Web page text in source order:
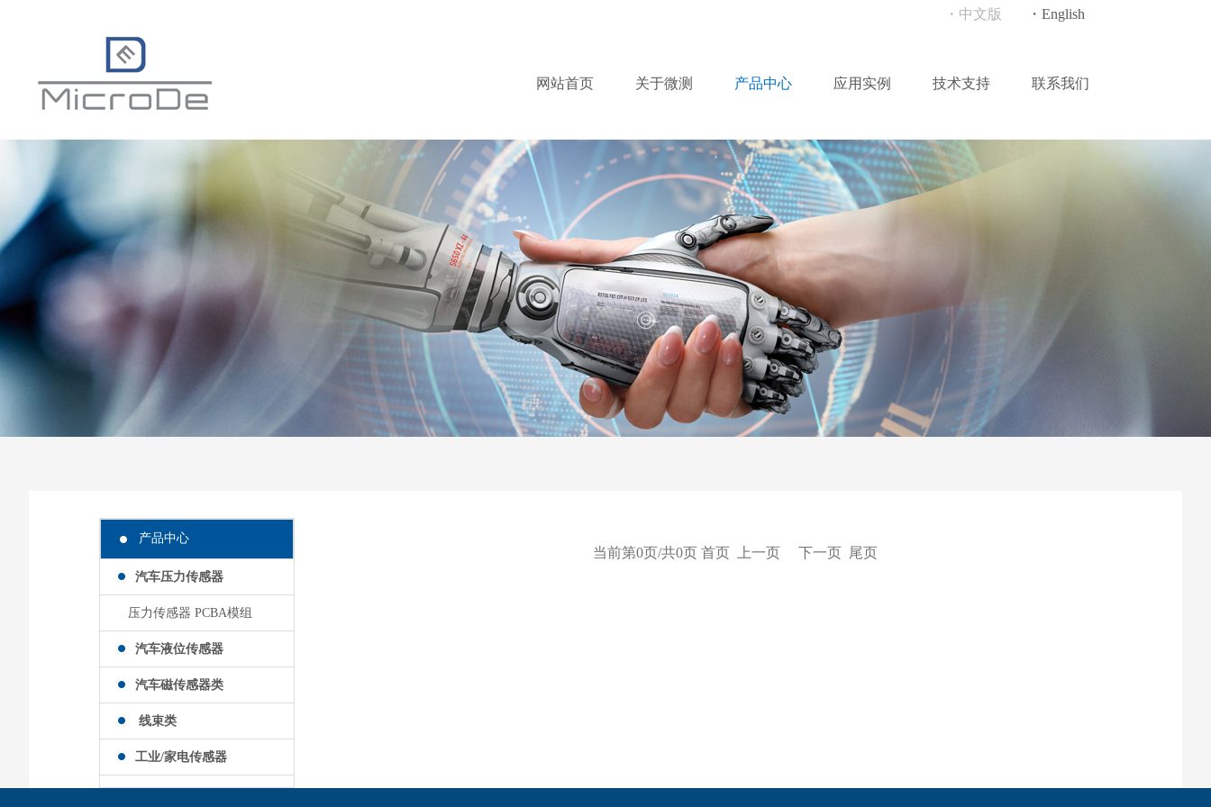
・中文版 ・English
联系我们
技术支持
应用实例
产品中心
关于微测
网站首页
产品中心
汽车压力传感器
压力传感器 PCBA模组
汽车液位传感器
汽车磁传感器类
线束类
工业/家电传感器
当前第0页/共0页 首页 上一页 下一页 尾页